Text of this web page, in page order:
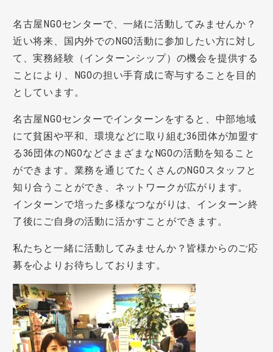
名古屋NGOセンターで、一緒に活動してみませんか？
近い将来、国内外でのNGO活動に参加したい方に対し
て、実務経験（インターンシップ）の機会を提供する
ことにより、NGOの担い手育成に寄与することを目的
としています。
名古屋NGOセンターでインターンをすると、中部地域
にて貧困や平和、環境などに取り組む36団体が加盟す
る36団体のNGOなどさまざまなNGOの活動を知ること
ができます。業務を通じてたくさんのNGOスタッフと
知り合うことができ、ネットワークが広がります。
インターンで培った多様なつながりは、インターン終
了後にご自身の活動に活かすことができます。
私たちと一緒に活動してみませんか？皆様からのご応
募を心よりお待ちしております。